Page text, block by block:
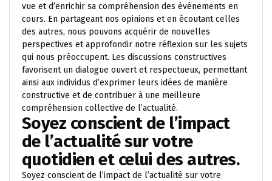
vue et d’enrichir sa compréhension des événements en
cours. En partageant nos opinions et en écoutant celles
des autres, nous pouvons acquérir de nouvelles
perspectives et approfondir notre réflexion sur les sujets
qui nous préoccupent. Les discussions constructives
favorisent un dialogue ouvert et respectueux, permettant
ainsi aux individus d’exprimer leurs idées de manière
constructive et de contribuer à une meilleure
compréhension collective de l’actualité.
Soyez conscient de l’impact
de l’actualité sur votre
quotidien et celui des autres.
Soyez conscient de l’impact de l’actualité sur votre